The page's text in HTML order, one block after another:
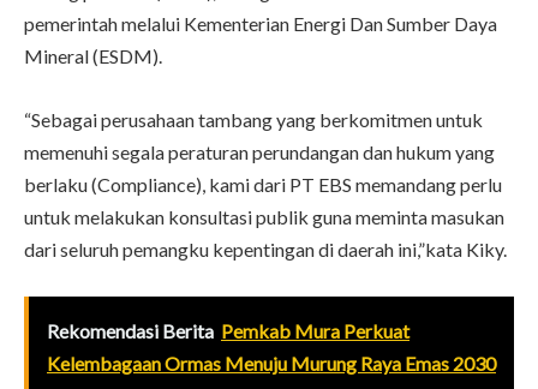
pemerintah melalui Kementerian Energi Dan Sumber Daya
Mineral (ESDM).
“Sebagai perusahaan tambang yang berkomitmen untuk
memenuhi segala peraturan perundangan dan hukum yang
berlaku (Compliance), kami dari PT EBS memandang perlu
untuk melakukan konsultasi publik guna meminta masukan
dari seluruh pemangku kepentingan di daerah ini,”kata Kiky.
Rekomendasi Berita Pemkab Mura Perkuat
Kelembagaan Ormas Menuju Murung Raya Emas 2030